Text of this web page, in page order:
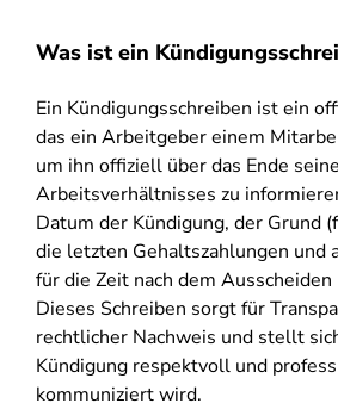
Was ist ein
Ein Kündigungsschreiben ist ein
das ein Arbeitgeber einem
um ihn offiziell über das Ende
Arbeitsverhältnisses zu
Datum der Kündigung, der Grund
die letzten Gehaltszahlungen und
für die Zeit nach dem
Dieses Schreiben sorgt für
rechtlicher Nachweis und stellt
Kündigung respektvoll und
kommuniziert wird.